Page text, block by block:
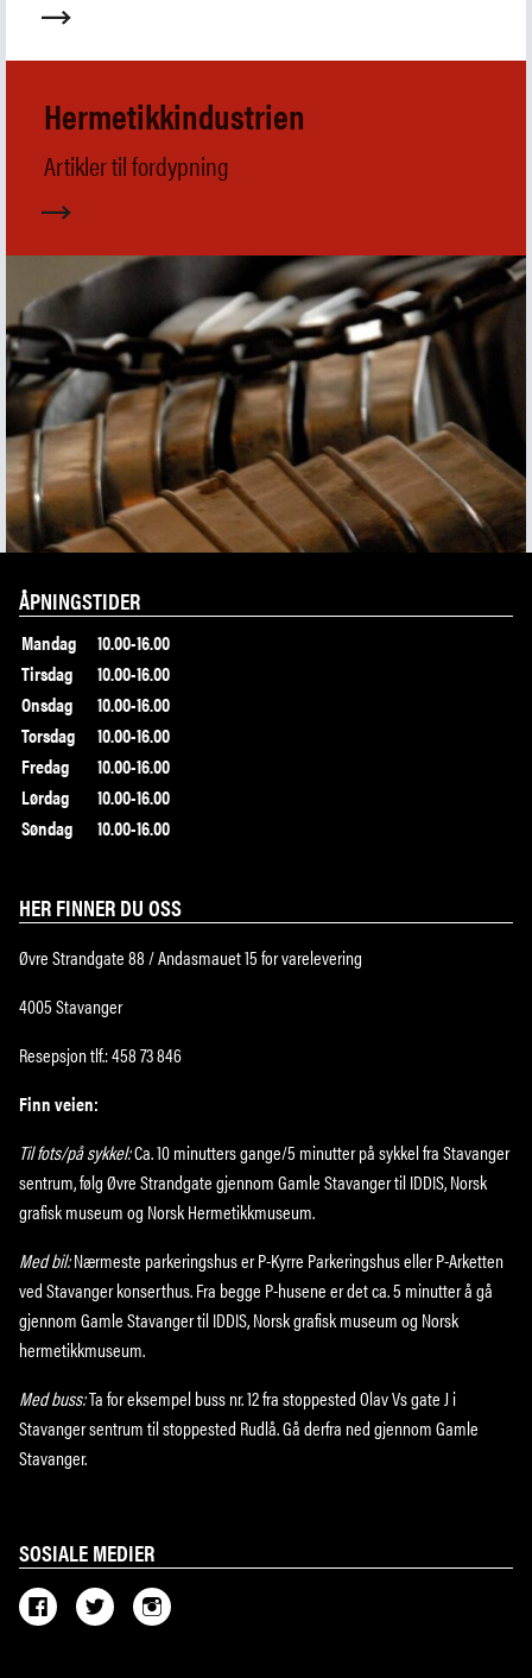
Hermetikkindustrien
Artikler til fordypning
ÅPNINGSTIDER
Mandag
10.00-16.00
Tirsdag
10.00-16.00
Onsdag
10.00-16.00
Torsdag
10.00-16.00
Fredag
10.00-16.00
Lørdag
10.00-16.00
Søndag
10.00-16.00
HER FINNER DU OSS
Øvre Strandgate 88 / Andasmauet 15 for varelevering
4005 Stavanger
Resepsjon tlf.: 458 73 846
Finn veien:
Til fots/på sykkel:Ca. 10 minutters gange/5 minutter på sykkel fra Stavanger
sentrum, følg Øvre Strandgate gjennom Gamle Stavanger til IDDIS, Norsk
grafisk museum og Norsk Hermetikkmuseum.
Med bil:Nærmeste parkeringshus er P-Kyrre Parkeringshus eller P-Arketten
ved Stavanger konserthus. Fra begge P-husene er det ca. 5 minutter å gå
gjennom Gamle Stavanger til IDDIS, Norsk grafisk museum og Norsk
hermetikkmuseum.
Med buss:Ta for eksempel buss nr. 12 fra stoppested Olav Vs gate J i
Stavanger sentrum til stoppested Rudlå. Gå derfra ned gjennom Gamle
Stavanger.
SOSIALE MEDIER